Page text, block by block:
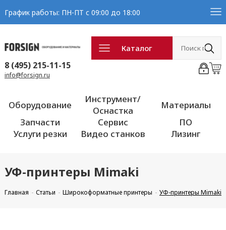
График работы: ПН-ПТ с 09:00 до 18:00
Каталог
8 (495) 215-11-15
info@forsign.ru
Оборудование
Инструмент/
Оснастка
Материалы
Запчасти
Сервис
ПО
Услуги резки
Видео станков Лизинг
УФ-принтеры Mimaki
Главная Статьи Широкоформатные принтеры УФ-принтеры Mimaki